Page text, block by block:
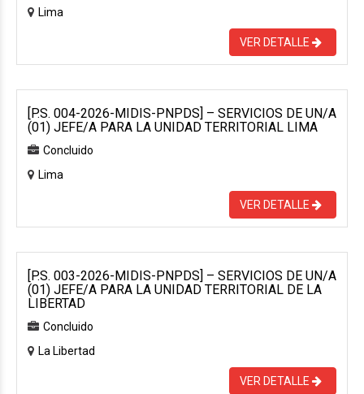
Lima
VER DETALLE
[P.S. 004-2026-MIDIS-PNPDS] – SERVICIOS DE UN/A
(01) JEFE/A PARA LA UNIDAD TERRITORIAL LIMA
Concluido
Lima
VER DETALLE
[P.S. 003-2026-MIDIS-PNPDS] – SERVICIOS DE UN/A
(01) JEFE/A PARA LA UNIDAD TERRITORIAL DE LA
LIBERTAD
Concluido
La Libertad
VER DETALLE